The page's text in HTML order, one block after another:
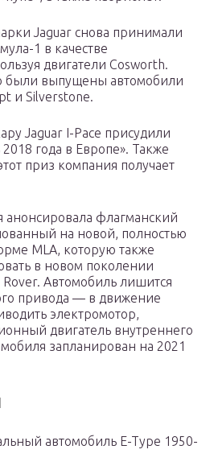
Jaguar снова принимали
1 в качестве
двигатели Cosworth.
были выпущены автомобили
и Silverstone.
Jaguar I-Pace присудили
года в Европе». Также
приз компания получает
анонсировала флагманский
на новой, полностью
MLA, которую также
в новом поколении
Автомобиль лишится
привода — в движение
электромотор,
двигатель внутреннего
запланирован на 2021
автомобиль E-Type 1950-